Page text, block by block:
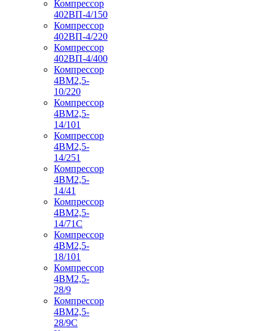
Компрессор
402ВП-4/150
Компрессор
402ВП-4/220
Компрессор
402ВП-4/400
Компрессор
4ВМ2,5-
10/220
Компрессор
4ВМ2,5-
14/101
Компрессор
4ВМ2,5-
14/251
Компрессор
4ВМ2,5-
14/41
Компрессор
4ВМ2,5-
14/71C
Компрессор
4ВМ2,5-
18/101
Компрессор
4ВМ2,5-
28/9
Компрессор
4ВМ2,5-
28/9С